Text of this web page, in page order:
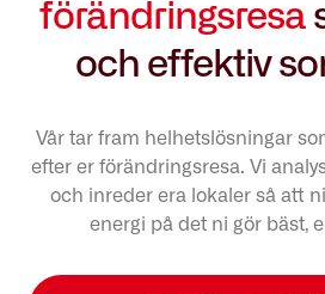
förändringsresa
och effektiv
Vår tar fram helhetslösningar
efter er förändringsresa. Vi
och inreder era lokaler så att
energi på det ni gör bäst,